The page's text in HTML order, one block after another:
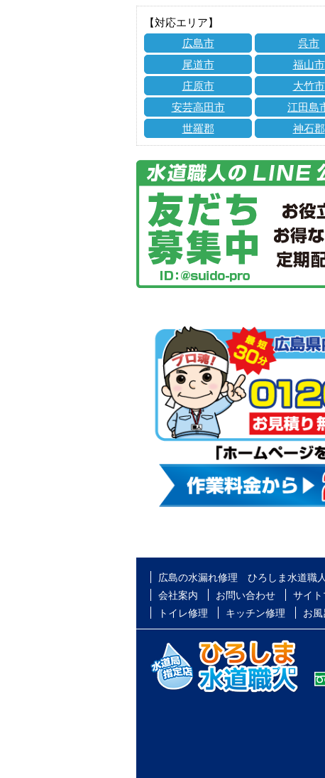
【対応エリア】
広島市
呉市
尾道市
福山市
庄原市
大竹市
安芸高田市
江田島
世羅郡
神石郡
広島の水漏れ修理 ひろしま水道職人
会社案内
お問い合わせ サイ
トイレ修理
キッチン修理 お